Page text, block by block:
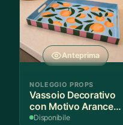
Anteprima
NOLEGGIO PROPS
Vassoio Decorativo
con Motivo Arance e
Foglie
Disponibile